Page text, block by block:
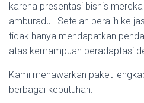
karena presentasi bisnis
amburadul. Setelah beralih ke
tidak hanya mendapatkan
atas kemampuan beradaptasi
Kami menawarkan paket
berbagai kebutuhan: